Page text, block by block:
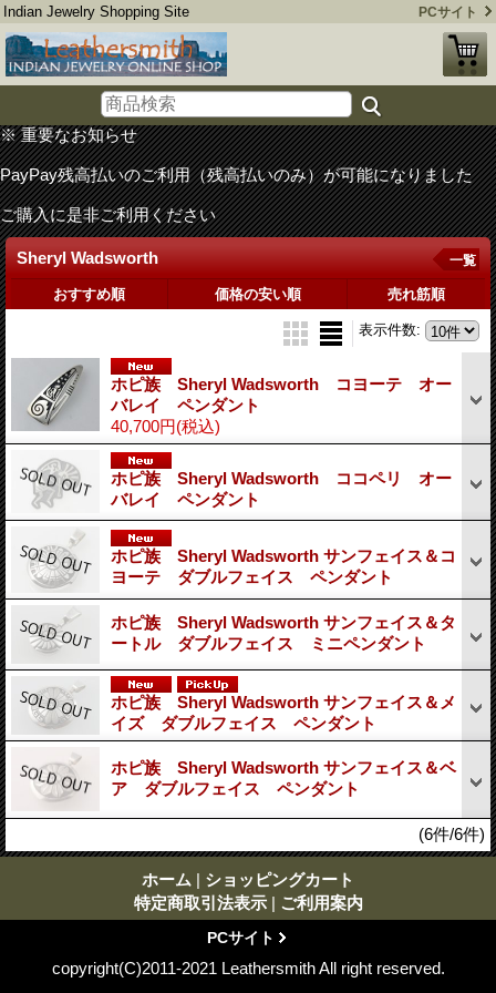
Indian Jewelry Shopping Site PCサイト
※ 重要なお知らせ
PayPay残高払いのご利用（残高払いのみ）が可能になりました
ご購入に是非ご利用ください
Sheryl Wadsworth 一覧
おすすめ順 価格の安い順 売れ筋順
表示件数:
ホピ族 Sheryl Wadsworth コヨーテ オー
バレイ ペンダント
40,700円(税込)
ホピ族 Sheryl Wadsworth ココペリ オー
バレイ ペンダント
ホピ族 Sheryl Wadsworth サンフェイス＆コ
ヨーテ ダブルフェイス ペンダント
ホピ族 Sheryl Wadsworth サンフェイス＆タ
ートル ダブルフェイス ミニペンダント
ホピ族 Sheryl Wadsworth サンフェイス＆メ
イズ ダブルフェイス ペンダント
ホピ族 Sheryl Wadsworth サンフェイス＆ベ
ア ダブルフェイス ペンダント
(6件/6件)
ホーム | ショッピングカート
特定商取引法表示 | ご利用案内
PCサイト
copyright(C)2011-2021 Leathersmith All right reserved.